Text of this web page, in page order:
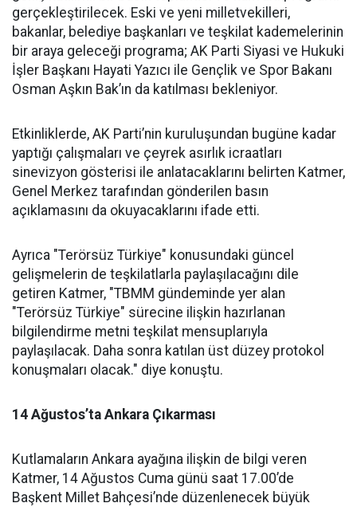
gerçekleştirilecek. Eski ve yeni milletvekilleri,
bakanlar, belediye başkanları ve teşkilat kademelerinin
bir araya geleceği programa; AK Parti Siyasi ve Hukuki
İşler Başkanı Hayati Yazıcı ile Gençlik ve Spor Bakanı
Osman Aşkın Bak’ın da katılması bekleniyor.
Etkinliklerde, AK Parti’nin kuruluşundan bugüne kadar
yaptığı çalışmaları ve çeyrek asırlık icraatları
sinevizyon gösterisi ile anlatacaklarını belirten Katmer,
Genel Merkez tarafından gönderilen basın
açıklamasını da okuyacaklarını ifade etti.
Ayrıca "Terörsüz Türkiye" konusundaki güncel
gelişmelerin de teşkilatlarla paylaşılacağını dile
getiren Katmer, "TBMM gündeminde yer alan
"Terörsüz Türkiye" sürecine ilişkin hazırlanan
bilgilendirme metni teşkilat mensuplarıyla
paylaşılacak. Daha sonra katılan üst düzey protokol
konuşmaları olacak." diye konuştu.
14 Ağustos’ta Ankara Çıkarması
Kutlamaların Ankara ayağına ilişkin de bilgi veren
Katmer, 14 Ağustos Cuma günü saat 17.00’de
Başkent Millet Bahçesi’nde düzenlenecek büyük